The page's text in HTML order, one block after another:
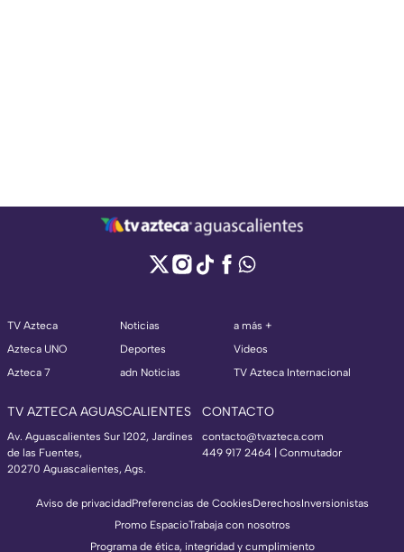
TV Azteca
Azteca UNO
Azteca 7
Noticias
Deportes
adn Noticias
a más +
Videos
TV Azteca Internacional
TV AZTECA AGUASCALIENTES
Av. Aguascalientes Sur 1202, Jardines
de las Fuentes,
20270 Aguascalientes, Ags.
CONTACTO
contacto@tvazteca.com
449 917 2464 | Conmutador
Aviso de privacidadPreferencias de CookiesDerechosInversionistas
Promo EspacioTrabaja con nosotros
Programa de ética, integridad y cumplimiento